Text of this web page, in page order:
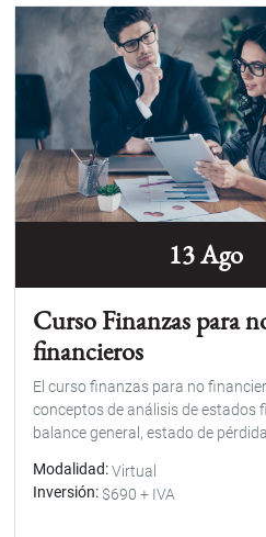
13 Ago
Curso Finanzas para
financieros
El curso finanzas para no
conceptos de análisis de estados
balance general, estado de
Modalidad Virtual
Inversión $690 + IVA